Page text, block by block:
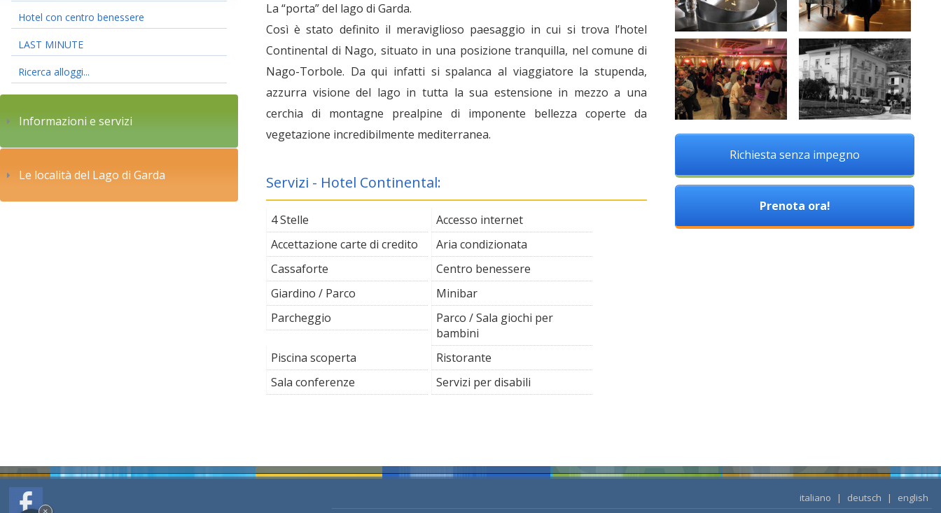
Hotel con centro benessere
LAST MINUTE
Ricerca alloggi...
Informazioni e servizi
Le località del Lago di Garda
La “porta” del lago di Garda.
Così è stato definito il meraviglioso paesaggio in cui si trova l’hotel
Continental di Nago, situato in una posizione tranquilla, nel comune di
Nago-Torbole. Da qui infatti si spalanca al viaggiatore la stupenda,
azzurra visione del lago in tutta la sua estensione in mezzo a una
cerchia di montagne prealpine di imponente bellezza coperte da
vegetazione incredibilmente mediterranea.
Servizi - Hotel Continental:
4 Stelle
Accesso internet
Accettazione carte di credito
Aria condizionata
Cassaforte
Centro benessere
Giardino / Parco
Minibar
Parcheggio
Parco / Sala giochi per
bambini
Piscina scoperta
Ristorante
Sala conferenze
Servizi per disabili
Richiesta senza impegno
Prenota ora!
italiano | deutsch | english